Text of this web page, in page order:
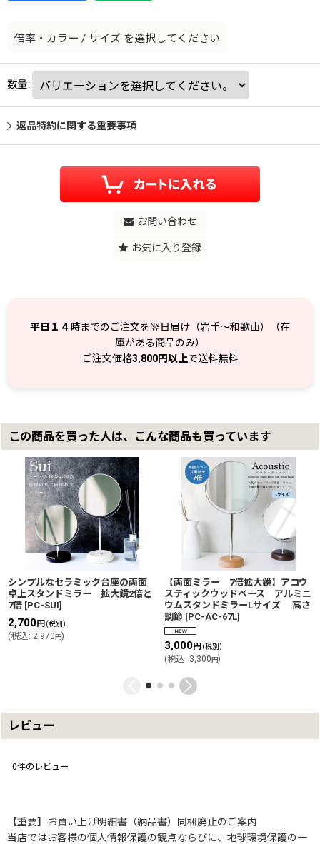
倍率・カラー / サイズ を選択してください
数量:
返品特約に関する重要事項
お問い合わせ
お気に入り登録
平日１４時までのご注文を翌日届け（岩手～和歌山）（在
庫がある商品のみ）
ご注文価格3,800円以上で送料無料
この商品を買った人は、こんな商品も買っています
シンプルなセラミック台座の両面
卓上スタンドミラー 拡大鏡2倍と
7倍 [PC-SUI]
2,700円 (税別)
(税込: 2,970円)
【両面ミラー 7倍拡大鏡】アコウ
スティックウッドベース アルミニ
ウムスタンドミラーLサイズ 高さ
調節 [PC-AC-67L]
3,000円 (税別)
(税込: 3,300円)
レビュー
0件のレビュー
【重要】お買い上げ明細書（納品書）同梱廃止のご案内
当店ではお客様の個人情報保護の観点ならびに、地球環境保護の一